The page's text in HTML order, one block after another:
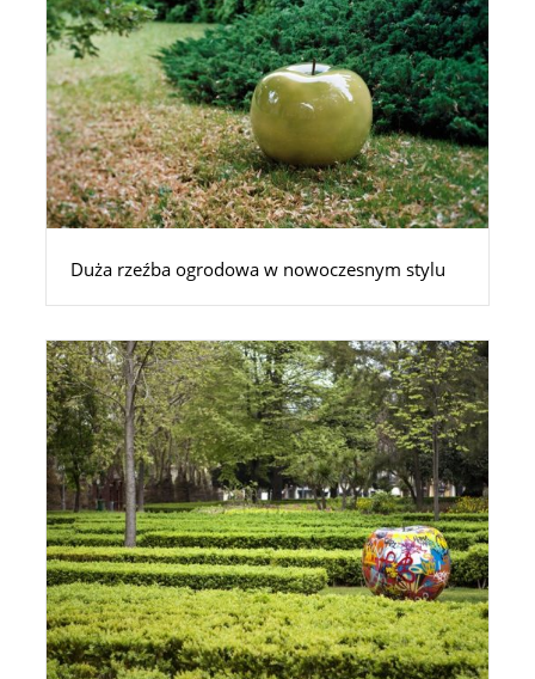
Duża rzeźba ogrodowa w nowoczesnym stylu